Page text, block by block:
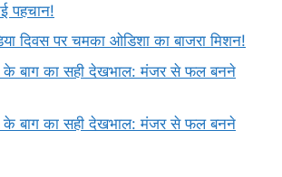
पहचान!
दिवस पर चमका ओडिशा का बाजरा मिशन!
बाग का सही देखभाल: मंजर से फल बनने
बाग का सही देखभाल: मंजर से फल बनने